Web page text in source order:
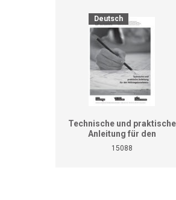
Deutsch
Technische und praktische
Anleitung für den
Heizungsinstallateur (ersetzt
15088